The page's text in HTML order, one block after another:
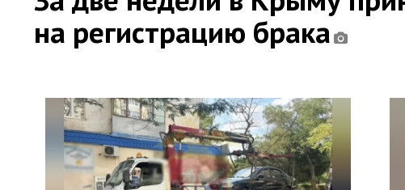
на регистрацию брака